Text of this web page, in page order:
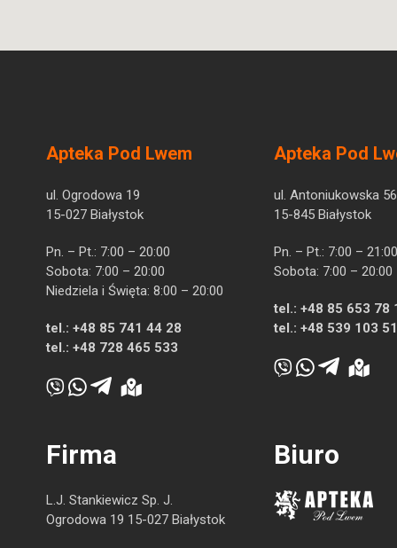
Apteka Pod Lwem
ul. Ogrodowa 19
15-027 Białystok
Pn. – Pt.: 7:00 – 20:00
Sobota: 7:00 – 20:00
Niedziela i Święta: 8:00 – 20:00
tel.: +48 85 741 44 28
tel.: +48 728 465 533
Apteka Pod
ul. Antoniukowska 56
15-845 Białystok
Pn. – Pt.: 7:00 – 21:00
Sobota: 7:00 – 20:00
tel.: +48 85 653 78
tel.: +48 539 103
Firma
L.J. Stankiewicz Sp. J.
Ogrodowa 19 15-027 Białystok
Biuro